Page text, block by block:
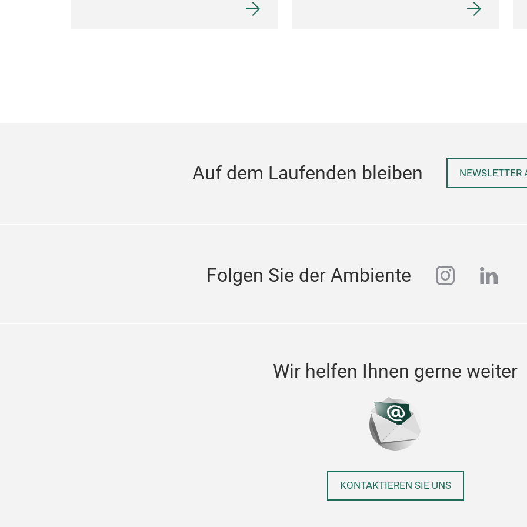
Auf dem Laufenden bleiben NEWSLETTER
Folgen Sie der Ambiente
Wir helfen Ihnen gerne weiter
KONTAKTIEREN SIE UNS